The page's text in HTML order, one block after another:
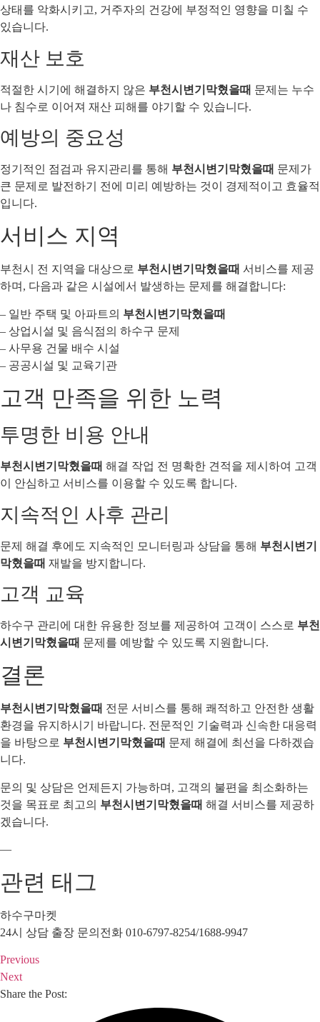
상태를 악화시키고, 거주자의 건강에 부정적인 영향을 미칠 수
있습니다.
재산 보호
적절한 시기에 해결하지 않은 부천시변기막혔을때 문제는 누수
나 침수로 이어져 재산 피해를 야기할 수 있습니다.
예방의 중요성
정기적인 점검과 유지관리를 통해 부천시변기막혔을때 문제가
큰 문제로 발전하기 전에 미리 예방하는 것이 경제적이고 효율적
입니다.
서비스 지역
부천시 전 지역을 대상으로 부천시변기막혔을때 서비스를 제공
하며, 다음과 같은 시설에서 발생하는 문제를 해결합니다:
– 일반 주택 및 아파트의 부천시변기막혔을때
– 상업시설 및 음식점의 하수구 문제
– 사무용 건물 배수 시설
– 공공시설 및 교육기관
고객 만족을 위한 노력
투명한 비용 안내
부천시변기막혔을때 해결 작업 전 명확한 견적을 제시하여 고객
이 안심하고 서비스를 이용할 수 있도록 합니다.
지속적인 사후 관리
문제 해결 후에도 지속적인 모니터링과 상담을 통해 부천시변기
막혔을때 재발을 방지합니다.
고객 교육
하수구 관리에 대한 유용한 정보를 제공하여 고객이 스스로 부천
시변기막혔을때 문제를 예방할 수 있도록 지원합니다.
결론
부천시변기막혔을때 전문 서비스를 통해 쾌적하고 안전한 생활
환경을 유지하시기 바랍니다. 전문적인 기술력과 신속한 대응력
을 바탕으로 부천시변기막혔을때 문제 해결에 최선을 다하겠습
니다.
문의 및 상담은 언제든지 가능하며, 고객의 불편을 최소화하는
것을 목표로 최고의 부천시변기막혔을때 해결 서비스를 제공하
겠습니다.
—
관련 태그
하수구마켓
24시 상담 출장 문의전화 010-6797-8254/1688-9947
Previous
Next
Share the Post: